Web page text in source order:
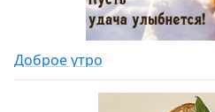
Доброе утро